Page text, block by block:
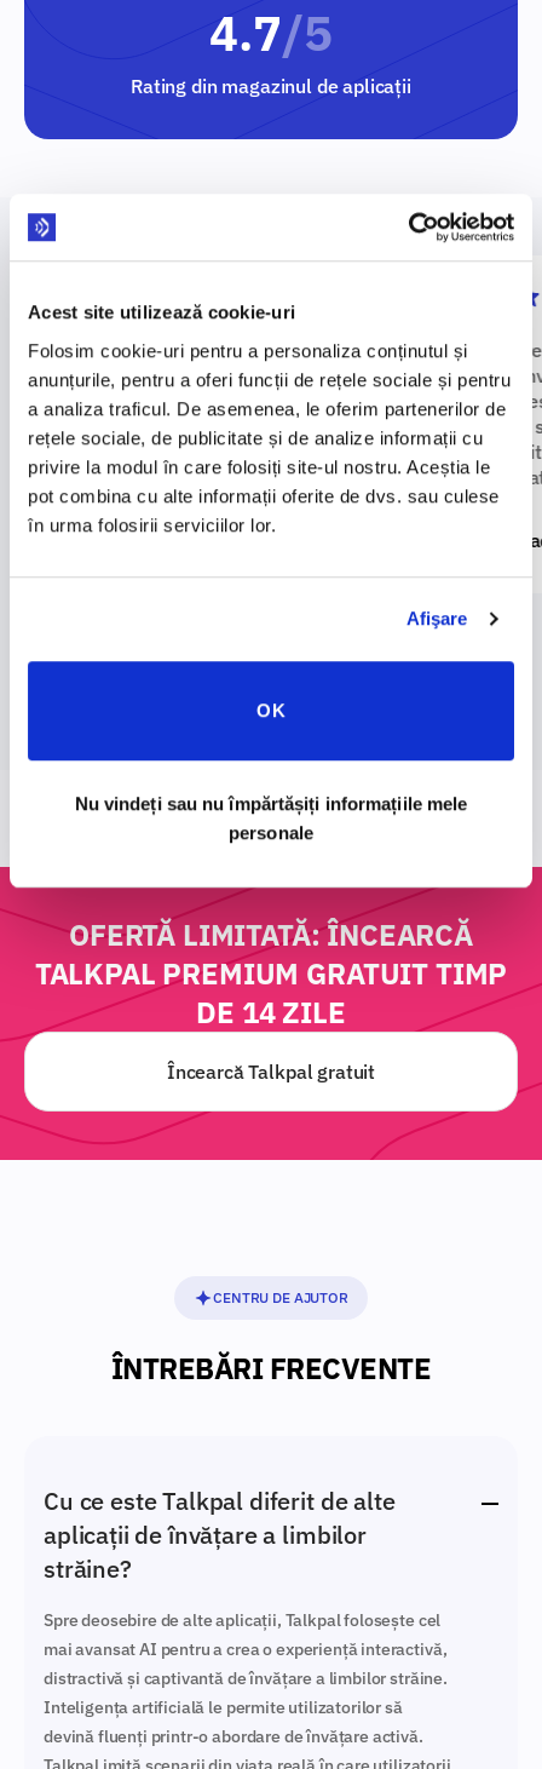
Acest site utilizează cookie-uri
Folosim cookie-uri pentru a personaliza conținutul și
anunțurile, pentru a oferi funcții de rețele sociale și pentru
a analiza traficul. De asemenea, le oferim partenerilor de
rețele sociale, de publicitate și de analize informații cu
privire la modul în care folosiți site-ul nostru. Aceștia le
pot combina cu alte informații oferite de dvs. sau culese
în urma folosirii serviciilor lor.
Afişare
OK
Nu vindeți sau nu împărtășiți informațiile mele
personale
4.7/5
Rating din magazinul de aplicații
"Ce resursă grozavă pentru a
învăța o limbă pe cont propriu.
Spre deosebire de alte aplicații,
aceasta îți oferă corecții active și o
mulțime de opțiuni pentru a-ți
exersa vorbirea."
MioGatoParla22
" Una
pentru a
Premium
oferind un
cu
învățare.
OFERTĂ LIMITATĂ:ÎNCEARCĂ
TALKPAL PREMIUM GRATUIT TIMP
DE 14 ZILE
Încearcă Talkpal gratuit
CENTRU DE AJUTOR
ÎNTREBĂRI FRECVENTE
Cu ce este Talkpal diferit de alte
aplicații de învățare a limbilor
străine?
Spre deosebire de alte aplicații, Talkpal folosește cel
mai avansat AI pentru a crea o experiență interactivă,
distractivă și captivantă de învățare a limbilor străine.
Inteligența artificială le permite utilizatorilor să
devină fluenți printr-o abordare de învățare activă.